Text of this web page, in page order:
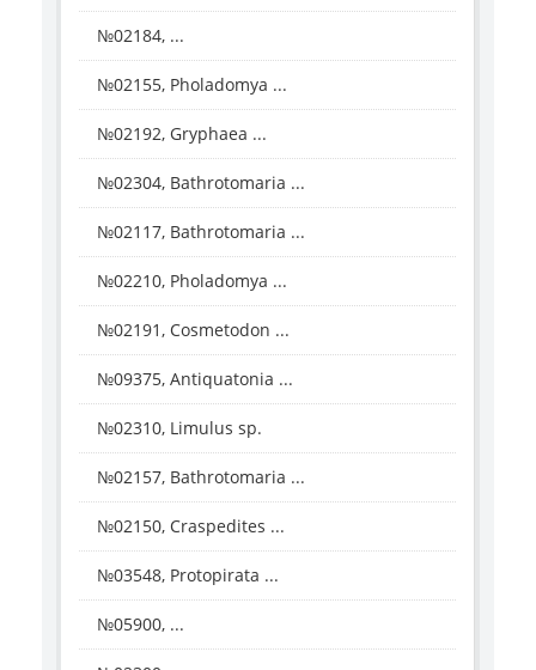
№02184, ...
№02155, Pholadomya ...
№02192, Gryphaea ...
№02304, Bathrotomaria ...
№02117, Bathrotomaria ...
№02210, Pholadomya ...
№02191, Cosmetodon ...
№09375, Antiquatonia ...
№02310, Limulus sp.
№02157, Bathrotomaria ...
№02150, Craspedites ...
№03548, Protopirata ...
№05900, ...